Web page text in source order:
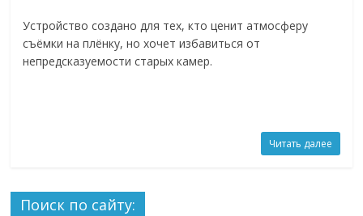
Устройство создано для тех, кто ценит атмосферу
съёмки на плёнку, но хочет избавиться от
непредсказуемости старых камер.
Читать далее
Поиск по сайту: